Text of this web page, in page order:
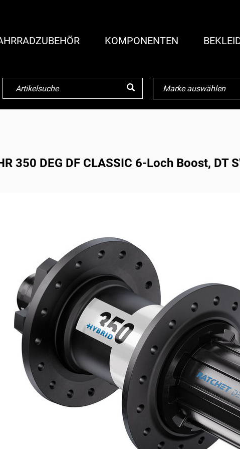
KOMPONENTEN
350 DEG DF CLASSIC 6-Loch Boost, DT